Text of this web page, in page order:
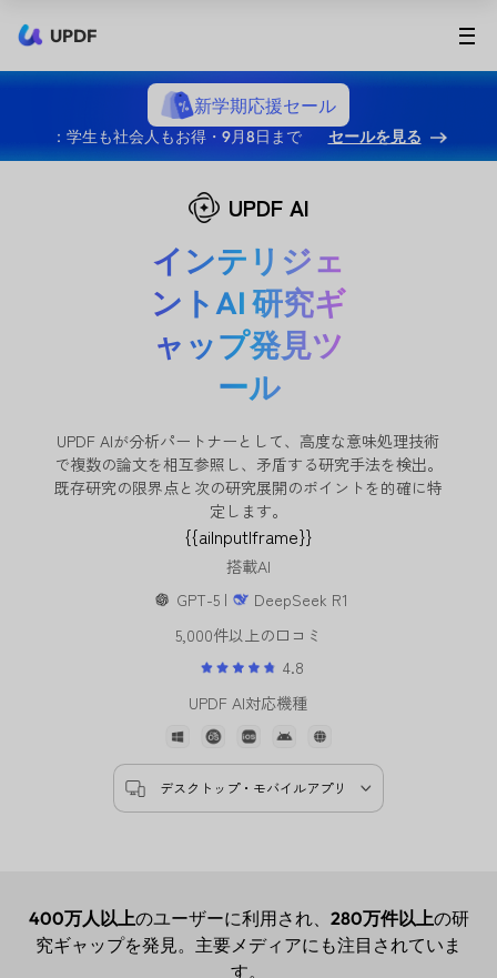
UPDF
新学期応援セール
：学生も社会人もお得・9月8日まで セールを見る
UPDF AI
インテリジェ
ントAI 研究ギ
ャップ発見ツ
ール
UPDF AIが分析パートナーとして、高度な意味処理技術
で複数の論文を相互参照し、矛盾する研究手法を検出。
既存研究の限界点と次の研究展開のポイントを的確に特
定します。
{{aiInputIframe}}
搭載AI
GPT-5 |
DeepSeek R1
4.8
UPDF AI対応機種
400万人以上のユーザーに利用され、 280万件以上の研
究ギャップを発見。主要メディアにも注目されていま
す。